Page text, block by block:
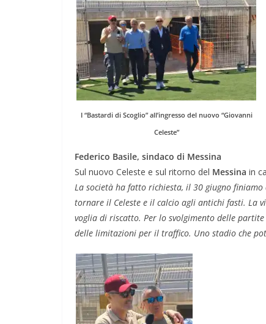
I “Bastardi di Scoglio” all’ingresso del nuovo “Giovanni
Celeste”
Federico Basile, sindaco di Messina
Sul nuovo Celeste e sul ritorno del Messina in
La società ha fatto richiesta, il 30 giugno
tornare il Celeste e il calcio agli antichi fasti. La
voglia di riscatto. Per lo svolgimento delle
delle limitazioni per il traffico. Uno stadio che